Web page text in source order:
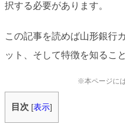
択する必要があります。
この記事を読めば山形銀行
ット、そして特徴を知るこ
※本ページに
目次 [表示]